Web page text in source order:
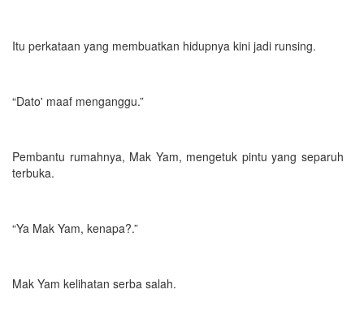
Itu perkataan yang membuatkan hidupnya kini jadi runsing.
“Dato' maaf menganggu.”
Pembantu rumahnya, Mak Yam, mengetuk pintu yang separuh
terbuka.
“Ya Mak Yam, kenapa?.”
Mak Yam kelihatan serba salah.